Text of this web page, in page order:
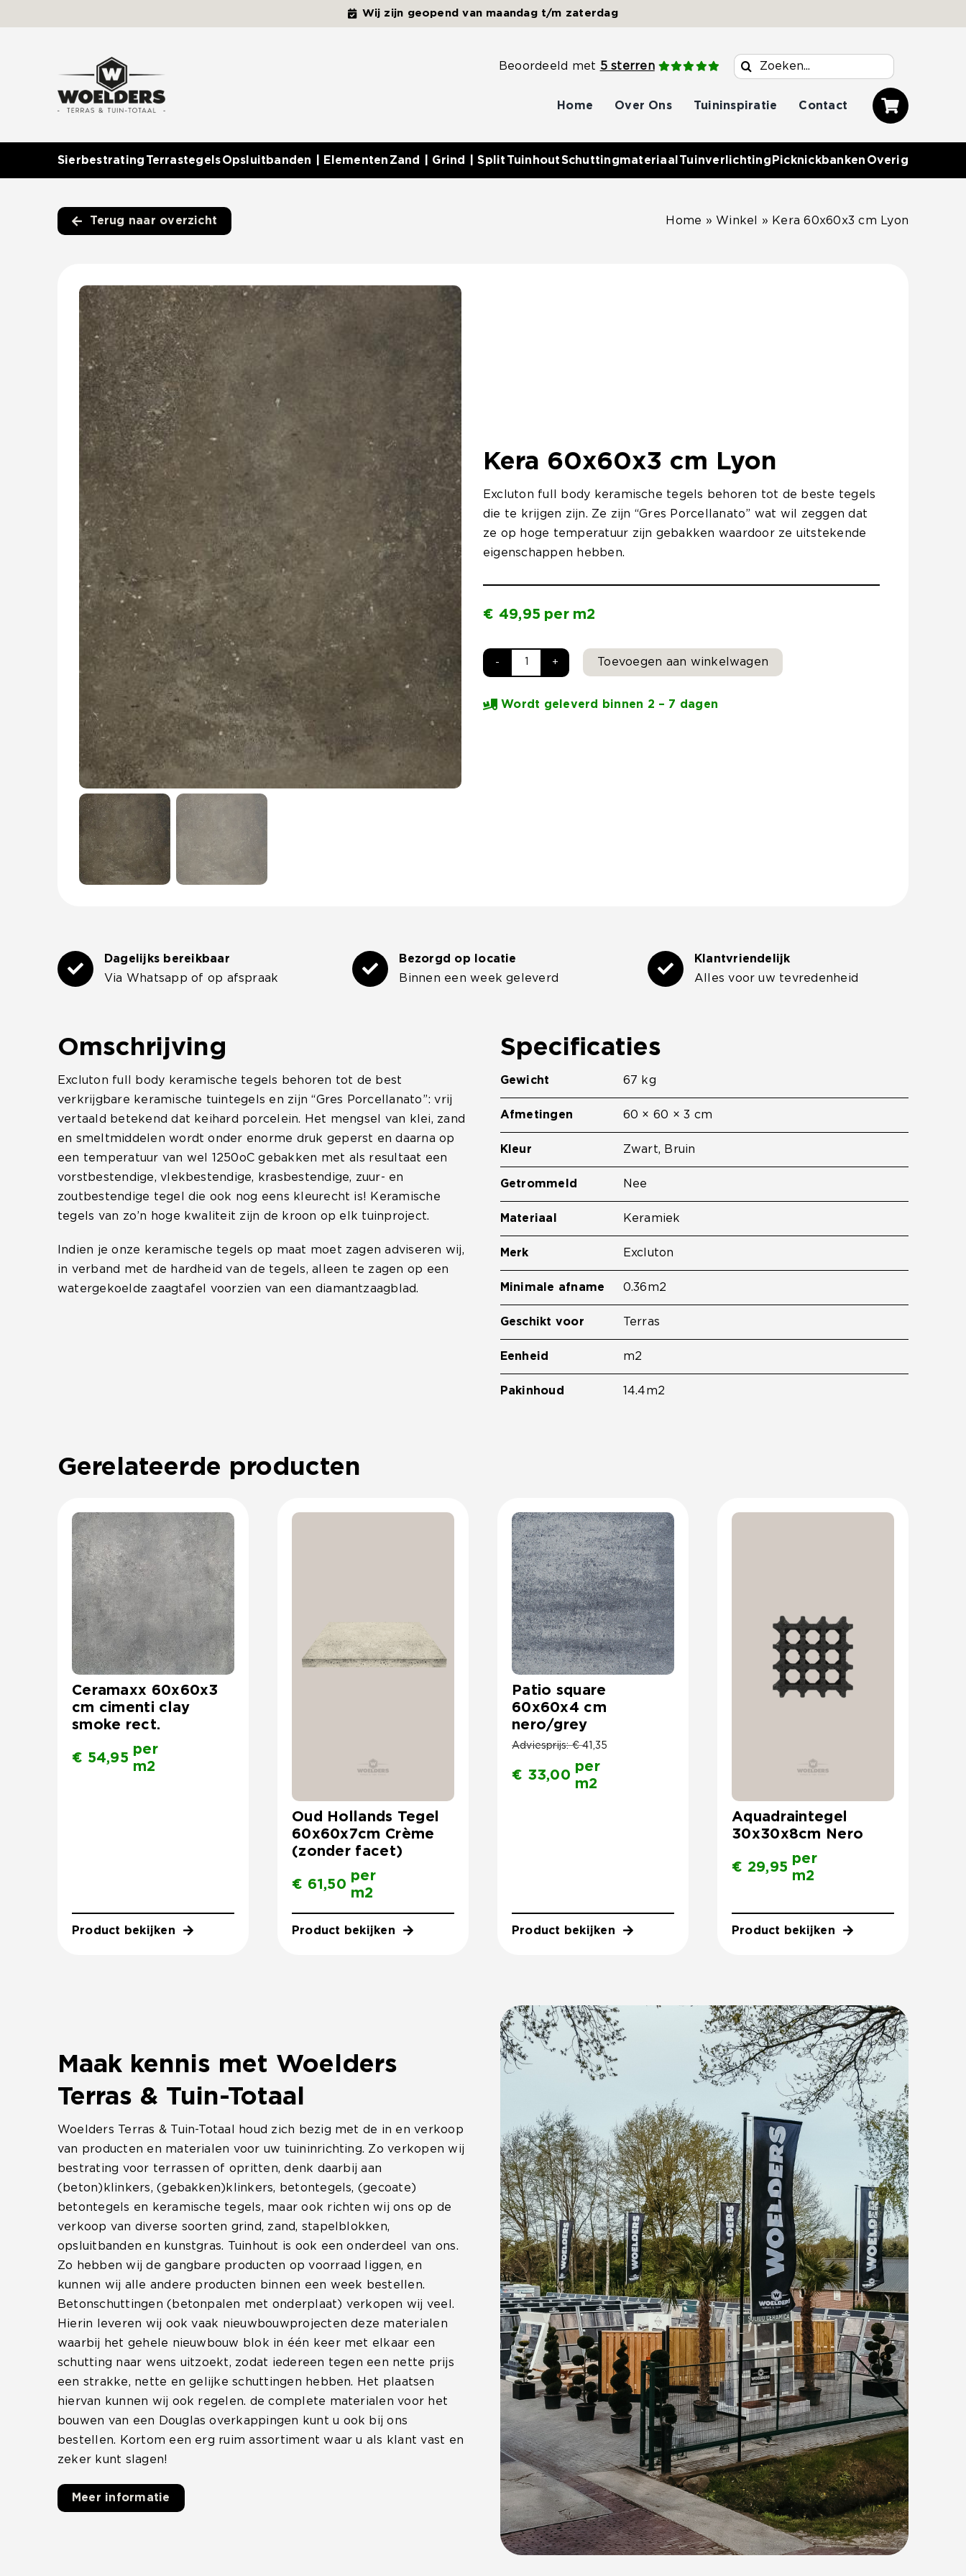
naar
Wij zijn geopend van maandag t/m zaterdag
Beoordeeld met 5 sterren
Zoeken
naar:
Home Over Ons Tuininspiratie Contact
Sierbestrating TerrastegelsOpsluitbanden | Elementen Zand | Grind | Split TuinhoutSchuttingmateriaal Tuinverlichting Picknickbanken Overig
Terug naar overzicht Home » Winkel » Kera 60x60x3 cm Lyon
Kera 60x60x3 cm Lyon
Excluton full body keramische tegels behoren tot de beste tegels
die te krijgen zijn. Ze zijn “Gres Porcellanato” wat wil zeggen dat
ze op hoge temperatuur zijn gebakken waardoor ze uitstekende
eigenschappen hebben.
€ 49,95 per m2
cm
Toevoegen aan winkelwagen
Wordt geleverd binnen 2 – 7 dagen
Dagelijks bereikbaar
Via Whatsapp of op afspraak
Bezorgd op locatie
Binnen een week geleverd
Klantvriendelijk
Alles voor uw tevredenheid
Omschrijving
Excluton full body keramische tegels behoren tot de best
verkrijgbare keramische tuintegels en zijn “Gres Porcellanato”: vrij
vertaald betekend dat keihard porcelein. Het mengsel van klei, zand
en smeltmiddelen wordt onder enorme druk geperst en daarna op
een temperatuur van wel 1250oC gebakken met als resultaat een
vorstbestendige, vlekbestendige, krasbestendige, zuur- en
zoutbestendige tegel die ook nog eens kleurecht is! Keramische
tegels van zo’n hoge kwaliteit zijn de kroon op elk tuinproject.
Indien je onze keramische tegels op maat moet zagen adviseren wij,
in verband met de hardheid van de tegels, alleen te zagen op een
watergekoelde zaagtafel voorzien van een diamantzaagblad.
Specificaties
Gewicht 67 kg
Afmetingen 60 × 60 × 3 cm
Kleur Zwart, Bruin
Getrommeld Nee
Materiaal Keramiek
Merk Excluton
Minimale afname 0.36m2
Geschikt voor Terras
Eenheid m2
Pakinhoud 14.4m2
Gerelateerde producten
Ceramaxx 60x60x3
cm cimenti clay
smoke rect.
€ 54,95
per
m2
Product bekijken
Oud Hollands Tegel
60x60x7cm Crème
(zonder facet)
€ 61,50
per
m2
Product bekijken
Patio square
60x60x4 cm
nero/grey
Adviesprijs:€41,35
€ 33,00
per
m2
Product bekijken
Aquadraintegel
30x30x8cm Nero
€ 29,95
per
m2
Product bekijken
Maak kennis met Woelders
Terras & Tuin-Totaal
Woelders Terras & Tuin-Totaal houd zich bezig met de in en verkoop
van producten en materialen voor uw tuininrichting. Zo verkopen wij
bestrating voor terrassen of opritten, denk daarbij aan
(beton)klinkers, (gebakken)klinkers, betontegels, (gecoate)
betontegels en keramische tegels, maar ook richten wij ons op de
verkoop van diverse soorten grind, zand, stapelblokken,
opsluitbanden en kunstgras. Tuinhout is ook een onderdeel van ons.
Zo hebben wij de gangbare producten op voorraad liggen, en
kunnen wij alle andere producten binnen een week bestellen.
Betonschuttingen (betonpalen met onderplaat) verkopen wij veel.
Hierin leveren wij ook vaak nieuwbouwprojecten deze materialen
waarbij het gehele nieuwbouw blok in één keer met elkaar een
schutting naar wens uitzoekt, zodat iedereen tegen een nette prijs
een strakke, nette en gelijke schuttingen hebben. Het plaatsen
hiervan kunnen wij ook regelen. de complete materialen voor het
bouwen van een Douglas overkappingen kunt u ook bij ons
bestellen. Kortom een erg ruim assortiment waar u als klant vast en
zeker kunt slagen!
Meer informatie